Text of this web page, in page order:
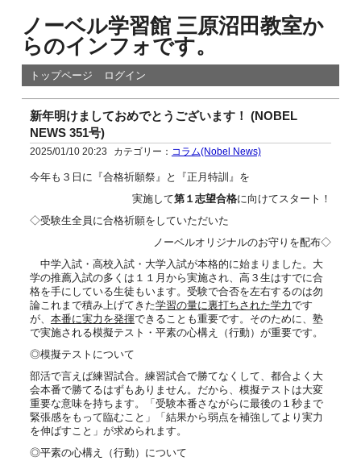
ノーベル学習館 三原沼田教室か
らのインフォです。
トップページ ログイン
新年明けましておめでとうございます！ (NOBEL
NEWS 351号)
2025/01/10 20:23 カテゴリー： コラム(Nobel News)
今年も３日に『合格祈願祭』と『正月特訓』を
実施して第１志望合格に向けてスタート！
◇受験生全員に合格祈願をしていただいた
ノーベルオリジナルのお守りを配布◇
中学入試・高校入試・大学入試が本格的に始まりました。大
学の推薦入試の多くは１１月から実施され、高３生はすでに合
格を手にしている生徒もいます。受験で合否を左右するのは勿
論これまで積み上げてきた学習の量に裏打ちされた学力です
が、 本番に実力を発揮できることも重要です。そのために、塾
で実施される模擬テスト・平素の心構え（行動）が重要です。
◎模擬テストについて
部活で言えば練習試合。練習試合で勝てなくして、都合よく大
会本番で勝てるはずもありません。だから、模擬テストは大変
重要な意味を持ちます。「受験本番さながらに最後の１秒まで
緊張感をもって臨むこと」「結果から弱点を補強してより実力
を伸ばすこと」が求められます。
◎平素の心構え（行動）について